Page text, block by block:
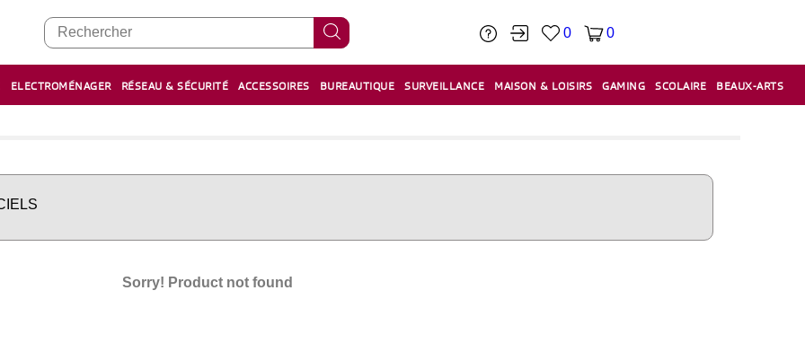
0 0
ELECTROMÉNAGER RÉSEAU & SÉCURITÉ ACCESSOIRES BUREAUTIQUE SURVEILLANCE MAISON & LOISIRS GAMING SCOLAIRE BEAUX-ARTS
Sorry! Product not found